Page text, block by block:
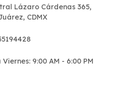
Lázaro Cárdenas 365,
CDMX
Viernes: 9:00 AM - 6:00 PM